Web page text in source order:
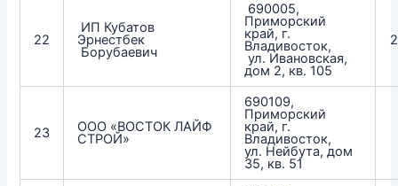
22
ИП Кубатов
Эрнестбек
Борубаевич
690005,
Приморский
край, г.
Владивосток,
ул. Ивановская,
дом 2, кв. 105
23 ООО «ВОСТОК ЛАЙФ
СТРОЙ»
690109,
Приморский
край, г.
Владивосток,
ул. Нейбута, дом
35, кв. 51